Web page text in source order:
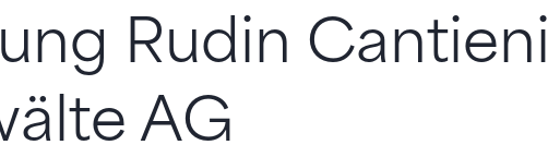
Rudin Cantieni
AG